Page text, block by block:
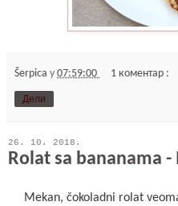
Šerpica у 07:59:00 1 коментар :
Дели
26. 10. 2018.
Rolat sa bananama -
Mekan, čokoladni rolat